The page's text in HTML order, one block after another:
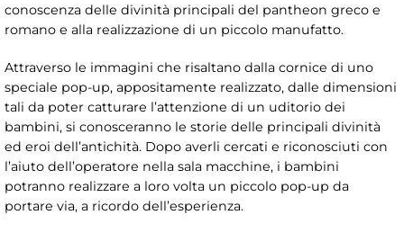
conoscenza delle divinità principali del pantheon greco e
romano e alla realizzazione di un piccolo manufatto.
Attraverso le immagini che risaltano dalla cornice di uno
speciale pop-up, appositamente realizzato, dalle dimensioni
tali da poter catturare l’attenzione di un uditorio dei
bambini, si conosceranno le storie delle principali divinità
ed eroi dell’antichità. Dopo averli cercati e riconosciuti con
l’aiuto dell’operatore nella sala macchine, i bambini
potranno realizzare a loro volta un piccolo pop-up da
portare via, a ricordo dell’esperienza.